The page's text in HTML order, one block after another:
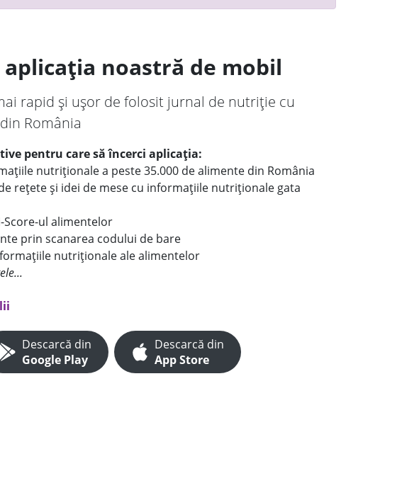
aplicația noastră de mobil
rapid și ușor de folosit jurnal de nutriție cu
România
pentru care să încerci aplicația:
nutriționale a peste 35.000 de alimente din România
rețete și idei de mese cu informațiile nutriționale gata
Score-ul alimentelor
prin scanarea codului de bare
nutriționale ale alimentelor
Descarcă din
Google Play
Descarcă din
App Store